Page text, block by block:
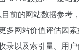
前的网站数据参考
多网站价值评估因
录以及索引量、用